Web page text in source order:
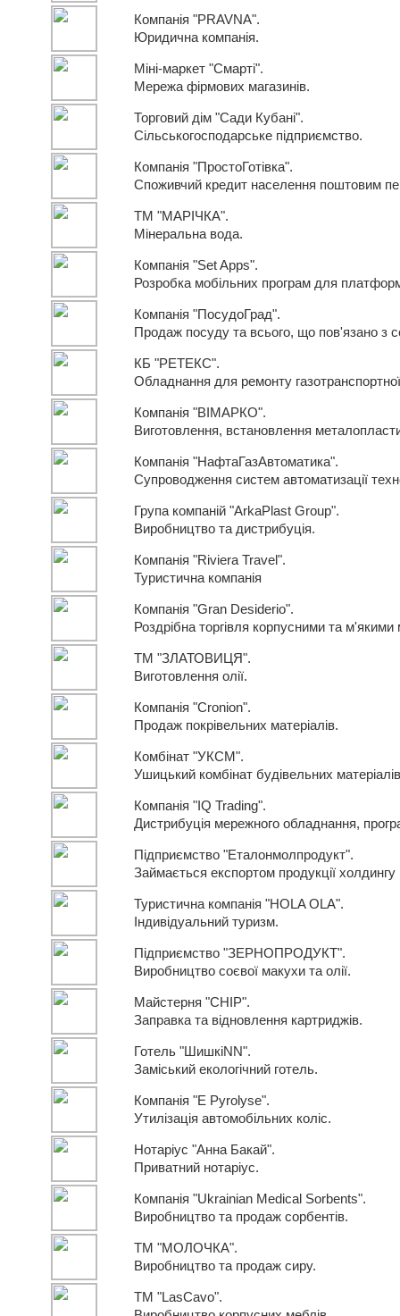
Компанія "PRAVNA".
Юридична компанія.
Міні-маркет "Смартi".
Мережа фірмових магазинів.
Торговий дім "Сади Кубані".
Сільськогосподарське підприємство.
Компанія "ПростоГотівка".
Споживчий кредит населення поштовим
ТМ "МАРІЧКА".
Мінеральна вода.
Компанія "Set Apps".
Розробка мобільних програм для
Компанія "ПосудоГрад".
Продаж посуду та всього, що пов'язано з
КБ "РЕТЕКС".
Обладнання для ремонту
Компанія "ВІМАРКО".
Виготовлення, встановлення
Компанія "НафтаГазАвтоматика".
Супроводження систем автоматизації
Група компаній "ArkaPlast Group".
Виробництво та дистрибуція.
Компанія "Riviera Travel".
Туристична компанія
Компанія "Gran Desiderio".
Роздрібна торгівля корпусними та
ТМ "ЗЛАТОВИЦЯ".
Виготовлення олії.
Компанія "Cronion".
Продаж покрівельних матеріалів.
Комбінат "УКСМ".
Ушицький комбінат будівельних матеріалів
Компанія "IQ Trading".
Дистрибуція мережного обладнання,
Підприємство "Еталонмолпродукт".
Займається експортом продукції
Туристична компанія "HOLA OLA".
Індивідуальний туризм.
Підприємство "ЗЕРНОПРОДУКТ".
Виробництво соєвої макухи та олії.
Майстерня "CHIP".
Заправка та відновлення картриджів.
Готель "ШишкiNN".
Заміський екологічний готель.
Компанія "E Pyrolyse".
Утилізація автомобільних коліс.
Нотаріус "Анна Бакай".
Приватний нотаріус.
Компанія "Ukrainian Medical Sorbents".
Виробництво та продаж сорбентів.
ТМ "МОЛОЧКА".
Виробництво та продаж сиру.
ТМ "LasCavo".